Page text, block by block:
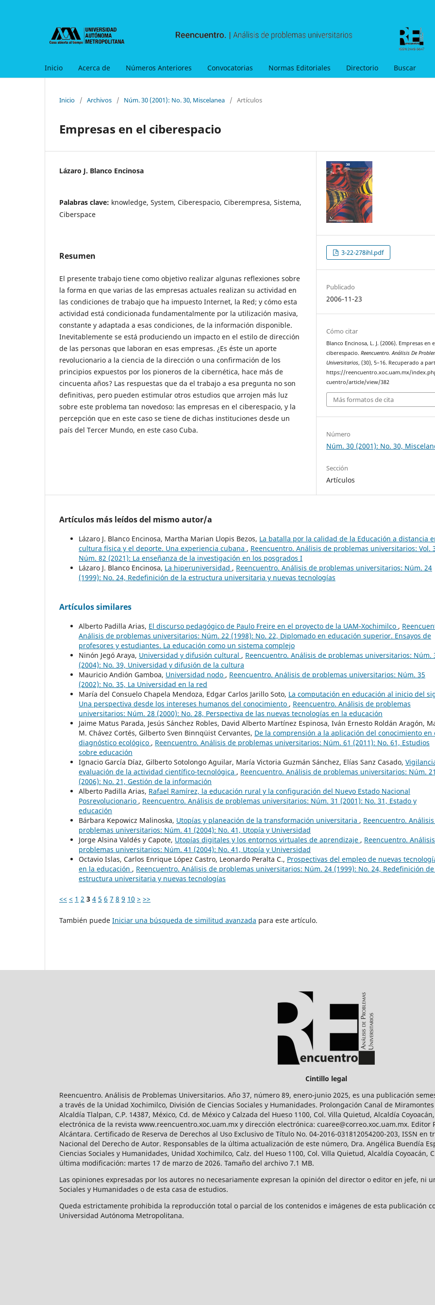
Inicio Acerca de Números Anteriores Convocatorias Normas Editoriales Directorio Buscar
Inicio / Archivos / Núm. 30 (2001): No. 30, Miscelanea / Artículos
Empresas en el ciberespacio
Lázaro J. Blanco Encinosa
Palabras clave: knowledge, System, Ciberespacio, Ciberempresa, Sistema,
Ciberspace
Resumen
El presente trabajo tiene como objetivo realizar algunas reflexiones sobre
la forma en que varias de las empresas actuales realizan su actividad en
las condiciones de trabajo que ha impuesto Internet, la Red; y cómo esta
actividad está condicionada fundamentalmente por la utilización masiva,
constante y adaptada a esas condiciones, de la información disponible.
Inevitablemente se está produciendo un impacto en el estilo de dirección
de las personas que laboran en esas empresas. ¿Es éste un aporte
revolucionario a la ciencia de la dirección o una confirmación de los
principios expuestos por los pioneros de la cibernética, hace más de
cincuenta años? Las respuestas que da el trabajo a esa pregunta no son
definitivas, pero pueden estimular otros estudios que arrojen más luz
sobre este problema tan novedoso: las empresas en el ciberespacio, y la
percepción que en este caso se tiene de dichas instituciones desde un
país del Tercer Mundo, en este caso Cuba.
3-22-278ihl.pdf
Publicado
2006-11-23
Cómo citar
Blanco Encinosa, L. J. (2006). Empresas en
ciberespacio.Reencuentro. Análisis De
Universitarios, (30), 5–16. Recuperado a
https://reencuentro.xoc.uam.mx/
cuentro/article/view/382
Más formatos de cita
Número
Núm. 30 (2001): No. 30,
Sección
Artículos
Artículos más leídos del mismo autor/a
Lázaro J. Blanco Encinosa, Martha Marian Llopis Bezos, La batalla por la calidad de la Educación a distancia
cultura física y el deporte. Una experiencia cubana , Reencuentro. Análisis de problemas universitarios: Vol.
Núm. 82 (2021): La enseñanza de la investigación en los posgrados I
Lázaro J. Blanco Encinosa, La hiperuniversidad , Reencuentro. Análisis de problemas universitarios: Núm. 24
(1999): No. 24, Redefinición de la estructura universitaria y nuevas tecnologías
Artículos similares
Alberto Padilla Arias, El discurso pedagógico de Paulo Freire en el proyecto de la UAM-Xochimilco ,
Análisis de problemas universitarios: Núm. 22 (1998): No. 22, Diplomado en educación superior. Ensayos de
profesores y estudiantes. La educación como un sistema complejo
Ninón Jegó Araya, Universidad y difusión cultural , Reencuentro. Análisis de problemas universitarios: Núm.
(2004): No. 39, Universidad y difusión de la cultura
Mauricio Andión Gamboa, Universidad nodo , Reencuentro. Análisis de problemas universitarios: Núm. 35
(2002): No. 35, La Universidad en la red
María del Consuelo Chapela Mendoza, Edgar Carlos Jarillo Soto, La computación en educación al inicio del
Una perspectiva desde los intereses humanos del conocimiento , Reencuentro. Análisis de problemas
universitarios: Núm. 28 (2000): No. 28, Perspectiva de las nuevas tecnologías en la educación
Jaime Matus Parada, Jesús Sánchez Robles, David Alberto Martínez Espinosa, Iván Ernesto Roldán Aragón,
M. Chávez Cortés, Gilberto Sven Binnqüist Cervantes, De la comprensión a la aplicación del conocimiento en
diagnóstico ecológico , Reencuentro. Análisis de problemas universitarios: Núm. 61 (2011): No. 61, Estudios
sobre educación
Ignacio García Díaz, Gilberto Sotolongo Aguilar, María Victoria Guzmán Sánchez, Elías Sanz Casado,
evaluación de la actividad científico-tecnológica , Reencuentro. Análisis de problemas universitarios: Núm. 21
(2006): No. 21, Gestión de la información
Alberto Padilla Arias, Rafael Ramírez, la educación rural y la configuración del Nuevo Estado Nacional
Posrevolucionario , Reencuentro. Análisis de problemas universitarios: Núm. 31 (2001): No. 31, Estado y
educación
Bárbara Kepowicz Malinoska, Utopías y planeación de la transformación universitaria , Reencuentro.
problemas universitarios: Núm. 41 (2004): No. 41, Utopía y Universidad
Jorge Alsina Valdés y Capote, Utopías digitales y los entornos virtuales de aprendizaje , Reencuentro.
problemas universitarios: Núm. 41 (2004): No. 41, Utopía y Universidad
Octavio Islas, Carlos Enrique López Castro, Leonardo Peralta C., Prospectivas del empleo de nuevas
en la educación , Reencuentro. Análisis de problemas universitarios: Núm. 24 (1999): No. 24, Redefinición
estructura universitaria y nuevas tecnologías
<< < 1 2 3 4 5 6 7 8 9 10 > >>
También puede Iniciar una búsqueda de similitud avanzada para este artículo.
Cintillo legal
Reencuentro. Análisis de Problemas Universitarios. Año 37, número 89, enero-junio 2025, es una publicación
a través de la Unidad Xochimilco, División de Ciencias Sociales y Humanidades. Prolongación Canal de Miramontes
Alcaldía Tlalpan, C.P. 14387, México, Cd. de México y Calzada del Hueso 1100, Col. Villa Quietud, Alcaldía
electrónica de la revista www.reencuentro.xoc.uam.mx y dirección electrónica: cuaree@correo.xoc.uam.mx. Editor
Alcántara. Certificado de Reserva de Derechos al Uso Exclusivo de Título No. 04-2016-031812054200-203, ISSN
Nacional del Derecho de Autor. Responsables de la última actualización de este número, Dra. Angélica Buendía
Ciencias Sociales y Humanidades, Unidad Xochimilco, Calz. del Hueso 1100, Col. Villa Quietud, Alcaldía Coyoacán,
última modificación: martes 17 de marzo de 2026. Tamaño del archivo 7.1 MB.
Las opiniones expresadas por los autores no necesariamente expresan la opinión del director o editor en jefe, ni
Sociales y Humanidades o de esta casa de estudios.
Queda estrictamente prohibida la reproducción total o parcial de los contenidos e imágenes de esta publicación
Universidad Autónoma Metropolitana.